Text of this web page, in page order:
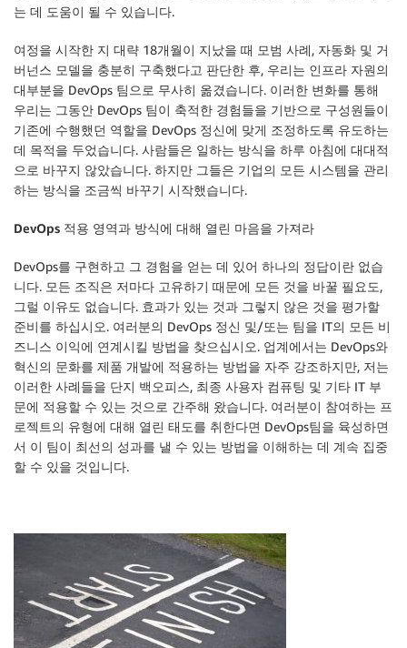
는 데 도움이 될 수 있습니다.
여정을 시작한 지 대략 18개월이 지났을 때 모범 사례, 자동화 및 거
버넌스 모델을 충분히 구축했다고 판단한 후, 우리는 인프라 자원의
대부분을 DevOps 팀으로 무사히 옮겼습니다. 이러한 변화를 통해
우리는 그동안 DevOps 팀이 축적한 경험들을 기반으로 구성원들이
기존에 수행했던 역할을 DevOps 정신에 맞게 조정하도록 유도하는
데 목적을 두었습니다. 사람들은 일하는 방식을 하루 아침에 대대적
으로 바꾸지 않았습니다. 하지만 그들은 기업의 모든 시스템을 관리
하는 방식을 조금씩 바꾸기 시작했습니다.
DevOps 적용 영역과 방식에 대해 열린 마음을 가져라
DevOps를 구현하고 그 경험을 얻는 데 있어 하나의 정답이란 없습
니다. 모든 조직은 저마다 고유하기 때문에 모든 것을 바꿀 필요도,
그럴 이유도 없습니다. 효과가 있는 것과 그렇지 않은 것을 평가할
준비를 하십시오. 여러분의 DevOps 정신 및/또는 팀을 IT의 모든 비
즈니스 이익에 연계시킬 방법을 찾으십시오. 업계에서는 DevOps와
혁신의 문화를 제품 개발에 적용하는 방법을 자주 강조하지만, 저는
이러한 사례들을 단지 백오피스, 최종 사용자 컴퓨팅 및 기타 IT 부
문에 적용할 수 있는 것으로 간주해 왔습니다. 여러분이 참여하는 프
로젝트의 유형에 대해 열린 태도를 취한다면 DevOps팀을 육성하면
서 이 팀이 최선의 성과를 낼 수 있는 방법을 이해하는 데 계속 집중
할 수 있을 것입니다.